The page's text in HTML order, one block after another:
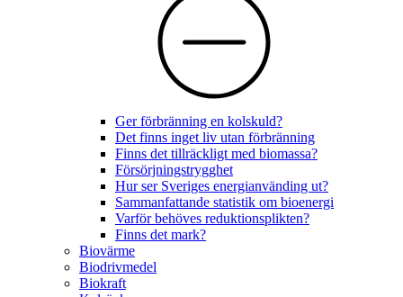
Ger förbränning en kolskuld?
Det finns inget liv utan förbränning
Finns det tillräckligt med biomassa?
Försörjningstrygghet
Hur ser Sveriges energianvänding ut?
Sammanfattande statistik om bioenergi
Varför behöves reduktionsplikten?
Finns det mark?
Biovärme
Biodrivmedel
Biokraft